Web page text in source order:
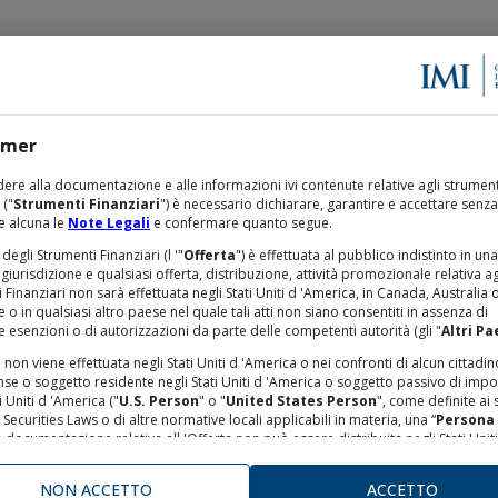
alla documentazione e alle informazioni ivi contenute relative agli
Strumenti Finanziari") è necessario dichiarare, garantire e accettare senza
alcuna le Note Legali e confermare quanto segue.
Strumenti Finanziari (l '"Offerta") è effettuata al pubblico indistinto in una
e qualsiasi offerta, distribuzione, attività promozionale relativa
Finanziari non sarà effettuata negli Stati Uniti d 'America, in Canada, Australia o
o in qualsiasi altro paese nel quale tali atti non siano consentiti in assenza di
esenzioni o di autorizzazioni da parte delle competenti autorità (gli "Altri
non viene effettuata negli Stati Uniti d 'America o nei confronti di alcun
o soggetto residente negli Stati Uniti d 'America o soggetto passivo di
Uniti d 'America ("U.S. Person" o "United States Person", come definite ai
Securities Laws o di altre normative locali applicabili in materia, una “Persona
documentazione relativa all 'Offerta non può essere distribuita negli Stati
NON ACCETTO ACCETTO